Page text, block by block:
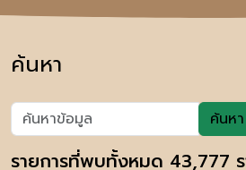
ค้นหา
ค้นหา
รายการที่พบทั้งหมด 43,777